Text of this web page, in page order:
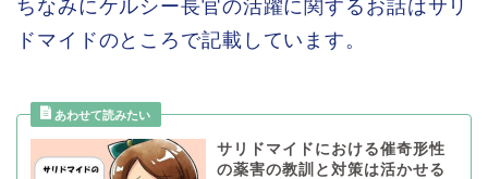
ちなみにケルシー長官の活躍に関するお話はサリ
ドマイドのところで記載しています。
サリドマイドにおける催奇形性
の薬害の教訓と対策は活かせる